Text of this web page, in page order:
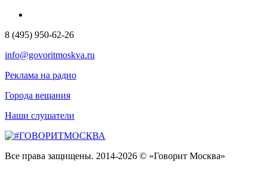
8 (495) 950-62-26
info@govoritmoskva.ru
Реклама на радио
Города вещания
Наши слушатели
Все права защищены. 2014-2026 © «Говорит Москва»